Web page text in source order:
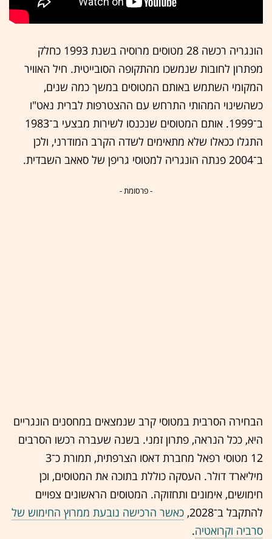
הונגריה רכשה 28 מטוסים מרוסיה בשנת 1993 כחלק
מפתרון לחובות שנמשכו מהתקופה הסובייטית. חיל האוויר
המקומי השתמש באותם המטוסים במשך כמה שנים,
כשהשינוי המהותי התרחש עם ההצטרפות לברית נאט"ו
ב־1999. אותם המטוסים שנכנסו לשירות מבצעי ב־1983
התגלו ככאלו שלא מתאימים לשדה הקרב המודרני, ולכן
ב־2004 פנתה הונגריה למטוסי גריפן של סאאב השבדית.
- פרסומת -
הבחירה הסרבית במטוסי קרב שנמצאים במחסנים הונגריים
היא, ככל הנראה, פתרון זמני. בשנה שעברה רכשו הסרבים
12 מטוסי רפאל מחברת דאסו הצרפתית, תמורת כ־3
מיליארד דולר. העסקה כוללת בתוכה את המטוסים, וכן
חימושים, אימונים ותחזוקה. המטוסים הראשונים צפויים
להתקבל ב־2028,
כאשר הרכישה נובעת ממרוץ החימוש של
סרביה וקרואטיה.